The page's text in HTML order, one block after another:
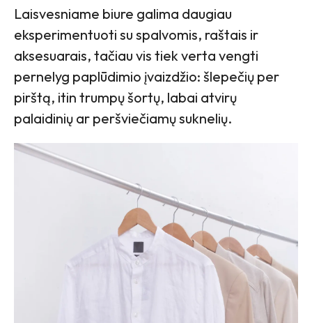
Laisvesniame biure galima daugiau
eksperimentuoti su spalvomis, raštais ir
aksesuarais, tačiau vis tiek verta vengti
pernelyg paplūdimio įvaizdžio: šlepečių per
pirštą, itin trumpų šortų, labai atvirų
palaidinių ar peršviečiamų suknelių.